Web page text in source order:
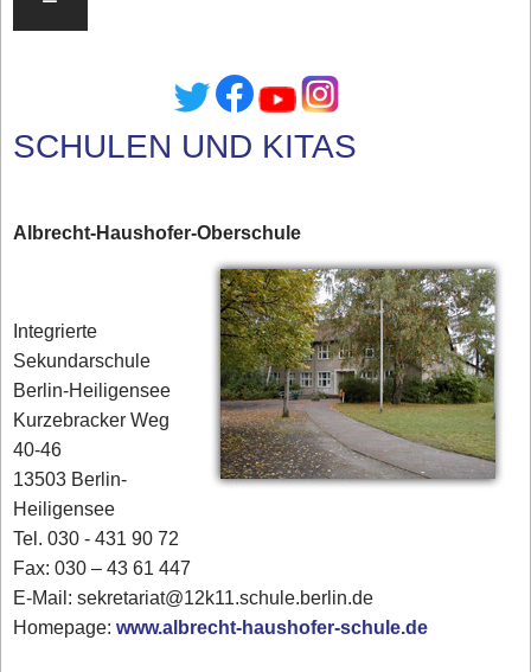
SCHULEN UND KITAS
Albrecht-Haushofer-Oberschule
Integrierte
Sekundarschule
Berlin-Heiligensee
Kurzebracker Weg
40-46
13503 Berlin-
Heiligensee
Tel. 030 - 431 90 72‎
Fax: 030 – 43 61 447
E-Mail: sekretariat@12k11.schule.berlin.de
Homepage:www.albrecht-haushofer-schule.de